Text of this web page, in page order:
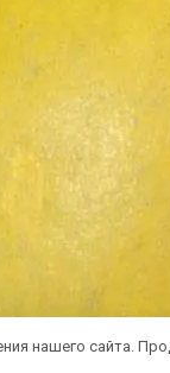
нашего сайта.